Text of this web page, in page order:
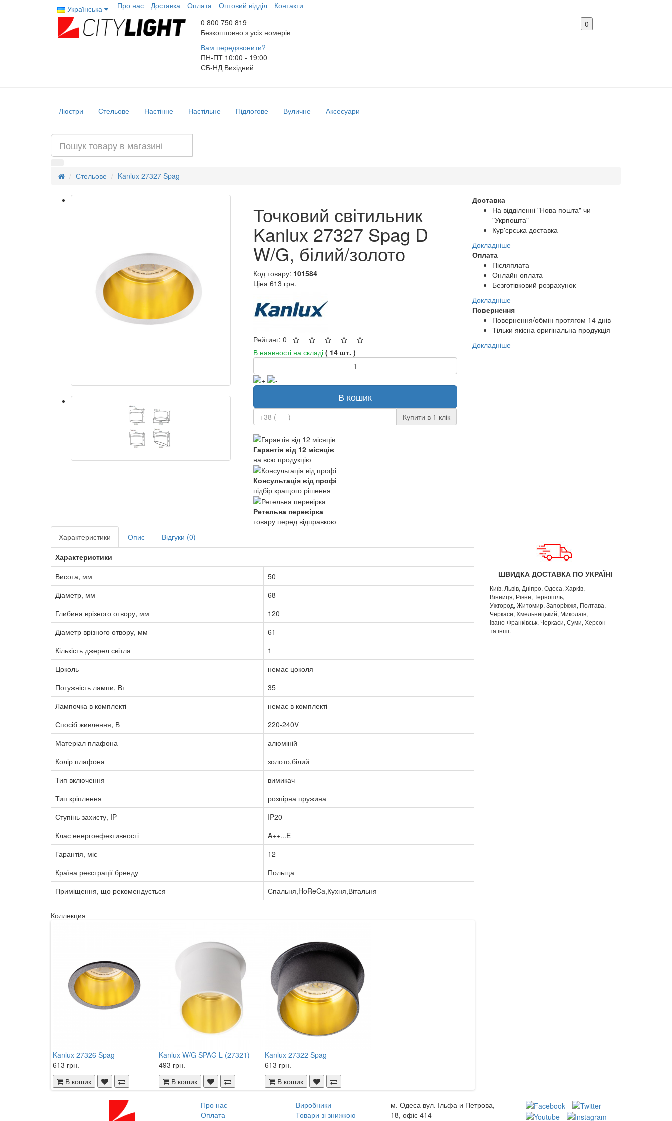
Українська Про нас Доставка Оплата Оптовий відділ
Контакти
0 800 750 819
Безкоштовно з усіх номерів
Вам передзвонити?
ПН-ПТ 10:00 - 19:00
СБ-НДВихідний
0
Люстри Стельове Настінне Настільне Підлогове Вуличне Аксесуари
Стельове Kanlux 27327 Spag
Точковий світильник
Kanlux 27327 Spag D
W/G, білий/золото
Код товару: 101584
Ціна 613 грн.
Рейтинг: 0
В наявності на складі ( 14 шт. )
В кошик
Купити в 1 клiк
Доставка
На відділенні "Нова пошта" чи
"Укрпошта"
Кур'єрська доставка
Докладніше
Оплата
Післяплата
Онлайн оплата
Безготівковий розрахунок
Докладніше
Повернення
Повернення/обмін протягом 14 днів
Тільки якісна оригінальна продукція
Докладніше
Гарантія від 12 місяців
на всю продукцію
Консультація від профі
підбір кращого рішення
Ретельна перевірка
товару перед відправкою
Характеристики
Опис
Відгуки (0)
Характеристики
Висота, мм
50
Діаметр, мм
68
Глибина врізного отвору, мм
120
Діаметр врізного отвору, мм
61
Кількість джерел світла
1
Цоколь
немає цоколя
Потужність лампи, Вт
35
Лампочка в комплекті
немає в комплекті
Спосіб живлення, В
220-240V
Матеріал плафона
алюміній
Колір плафона
золото,білий
Тип включення
вимикач
Тип кріплення
розпірна пружина
Ступінь захисту, IP
IP20
Клас енергоефективності
A++...E
Гарантія, міс
12
Країна реєстрації бренду
Польща
Приміщення, що рекомендується
Спальня,HoReCa,Кухня,Вітальня
Коллекция
Kanlux 27326 Spag
613 грн.
В кошик
Kanlux W/G SPAG L (27321)
493 грн.
В кошик
Kanlux 27322 Spag
613 грн.
В кошик
ШВИДКА ДОСТАВКА ПО УКРАЇНІ
Київ, Львів, Дніпро, Одеса, Харків,
Вінниця, Рівне, Тернопіль,
Ужгород, Житомир, Запоріжжя, Полтава,
Черкаси, Хмельницький, Миколаїв,
Івано-Франківськ, Черкаси, Суми, Херсон
та інші.
Про нас
Оплата
Виробники
Товари зі знижкою
м. Одеса вул. Ільфа и Петрова,
18, офіс 414